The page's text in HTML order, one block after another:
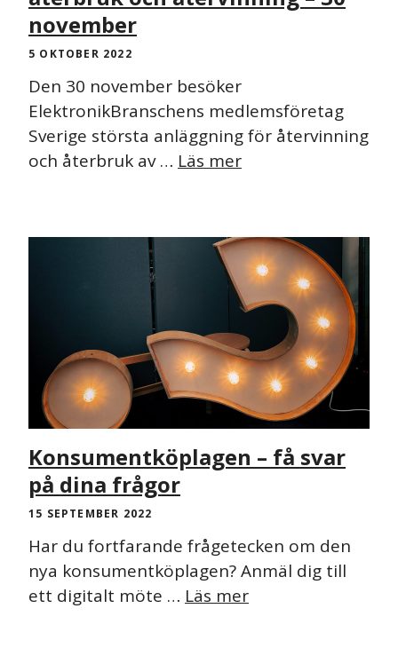
november
5 OKTOBER 2022
Den 30 november besöker
ElektronikBranschens medlemsföretag
Sverige största anläggning för återvinning
och återbruk av … Läs mer
Konsumentköplagen – få svar
på dina frågor
15 SEPTEMBER 2022
Har du fortfarande frågetecken om den
nya konsumentköplagen? Anmäl dig till
ett digitalt möte … Läs mer